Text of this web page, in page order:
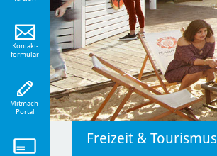
Freizeit & Tourismus
Kontakt-
formular
Mitmach-
Portal